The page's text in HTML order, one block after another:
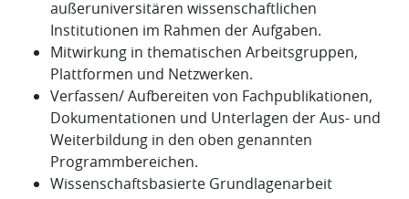
außeruniversitären wissenschaftlichen
Institutionen im Rahmen der Aufgaben.
Mitwirkung in thematischen Arbeitsgruppen,
Plattformen und Netzwerken.
Verfassen/ Aufbereiten von Fachpublikationen,
Dokumentationen und Unterlagen der Aus- und
Weiterbildung in den oben genannten
Programmbereichen.
Wissenschaftsbasierte Grundlagenarbeit